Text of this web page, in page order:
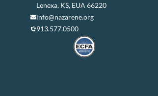
Lenexa, KS, EUA 66220
info@nazarene.org
913.577.0500